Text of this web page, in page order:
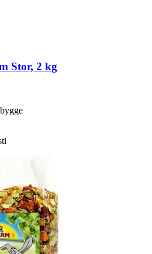
Stor, 2 kg